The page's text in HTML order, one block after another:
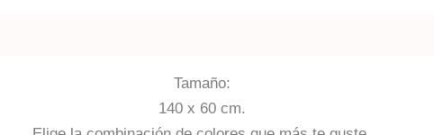
Tamaño:
140 x 60 cm.